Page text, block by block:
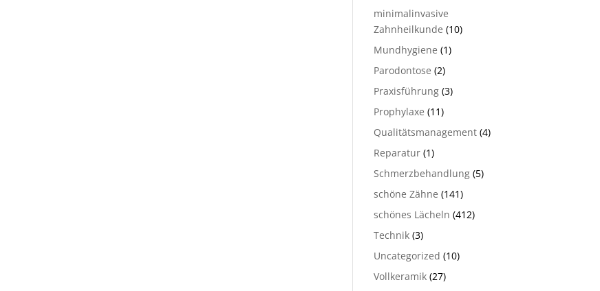
minimalinvasive
Zahnheilkunde (10)
Mundhygiene (1)
Parodontose (2)
Praxisführung (3)
Prophylaxe (11)
Qualitätsmanagement (4)
Reparatur (1)
Schmerzbehandlung (5)
schöne Zähne (141)
schönes Lächeln (412)
Technik (3)
Uncategorized (10)
Vollkeramik (27)